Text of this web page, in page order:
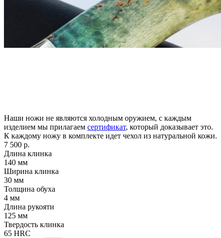
Наши ножи не являются холодным оружием, с каждым
изделием мы прилагаем сертификат, который доказывает это.
К каждому ножу в комплекте идет чехол из натуральной кожи.
7 500 р.
Длина клинка
140 мм
Ширина клинка
30 мм
Толщина обуха
4 мм
Длина рукояти
125 мм
Твердость клинка
65 HRC